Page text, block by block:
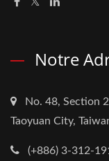
Notre
No. 48, Section
Taoyuan City,
(+886) 3-312-